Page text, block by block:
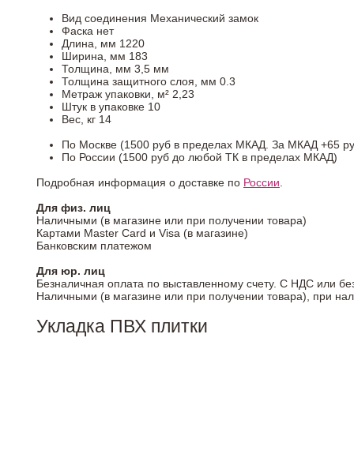
Вид соединения Механический замок
Фаска нет
Длина, мм 1220
Ширина, мм 183
Толщина, мм 3,5 мм
Толщина защитного слоя, мм 0.3
Метраж упаковки, м² 2,23
Штук в упаковке 10
Вес, кг 14
По Москве (1500 руб в пределах МКАД. За МКАД +65
По России (1500 руб до любой ТК в пределах МКАД)
Подробная информация о доставке по России
Для физ. лиц
Наличными (в магазине или при получении товара)
Картами Master Card и Visa (в магазине)
Банковским платежом
Для юр. лиц
Безналичная оплата по выставленному счету. С НДС или
Наличными (в магазине или при получении товара), при
Укладка ПВХ плитки